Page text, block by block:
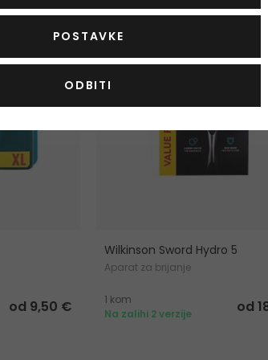
od 9,50 €
Wilkinson Sword Hydro 5
Aparat za brijanje
1 kom
Na zalihi 2 verzije
od
POSTAVKE
ODBITI